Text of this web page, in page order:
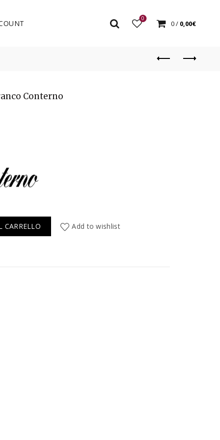
0
0/ 0,00€
Conterno
CARRELLO Add to wishlist